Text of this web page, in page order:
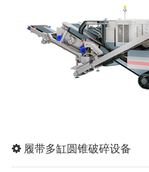
履带多缸圆锥破碎设备